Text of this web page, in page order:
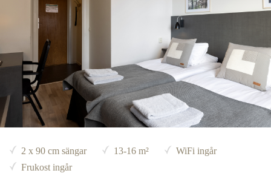
2 x 90 cm sängar 13-16 m²
WiFi ingår
Frukost ingår